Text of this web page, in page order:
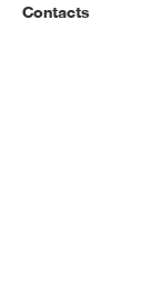
Contacts